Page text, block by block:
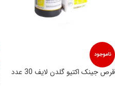
ناموجود
قرص جینک اکتیو گلدن لایف 30 عدد